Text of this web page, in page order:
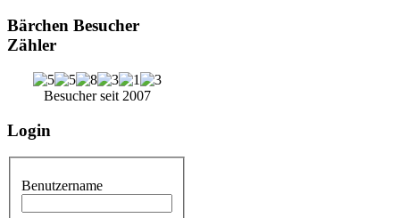
Bärchen Besucher
Zähler
Besucher seit 2007
Login
Benutzername